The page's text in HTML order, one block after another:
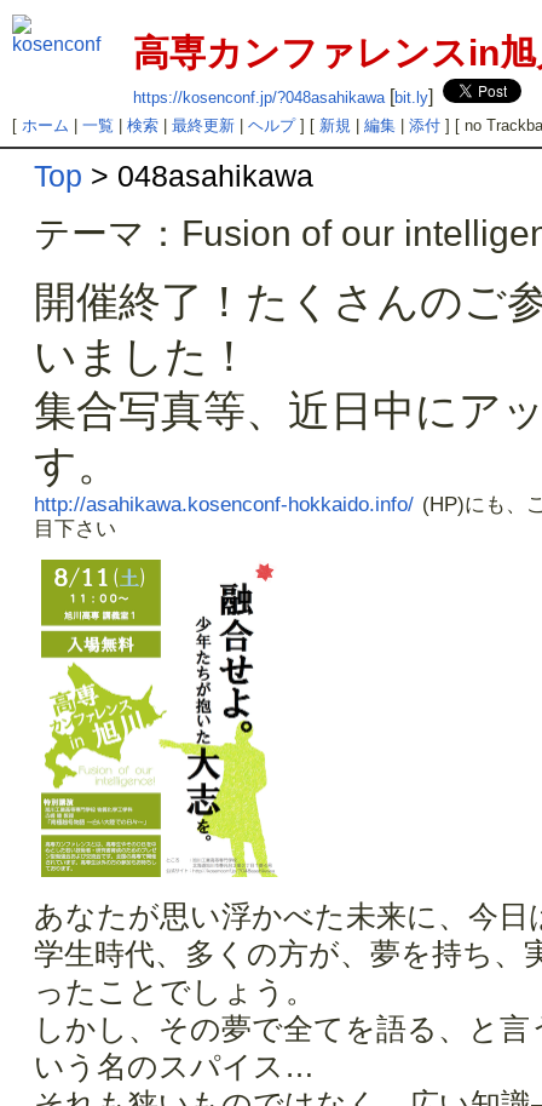
高専カンファレンスin
https://kosenconf.jp/?048asahikawa[bit.ly]
[ ホーム 一覧 検索| 最終更新| ヘルプ] [ 新規| 編集| 添付] [ no
Top > 048asahikawa
テーマ：Fusion of our
開催終了！たくさんのご
いました！
集合写真等、近日中にア
す。
http://asahikawa.kosenconf-hokkaido.info/ (HP)にも、
目下さい
あなたが思い浮かべた未来に、今
学生時代、多くの方が、夢を持ち
ったことでしょう。
しかし、その夢で全てを語る、と
いう名のスパイス…